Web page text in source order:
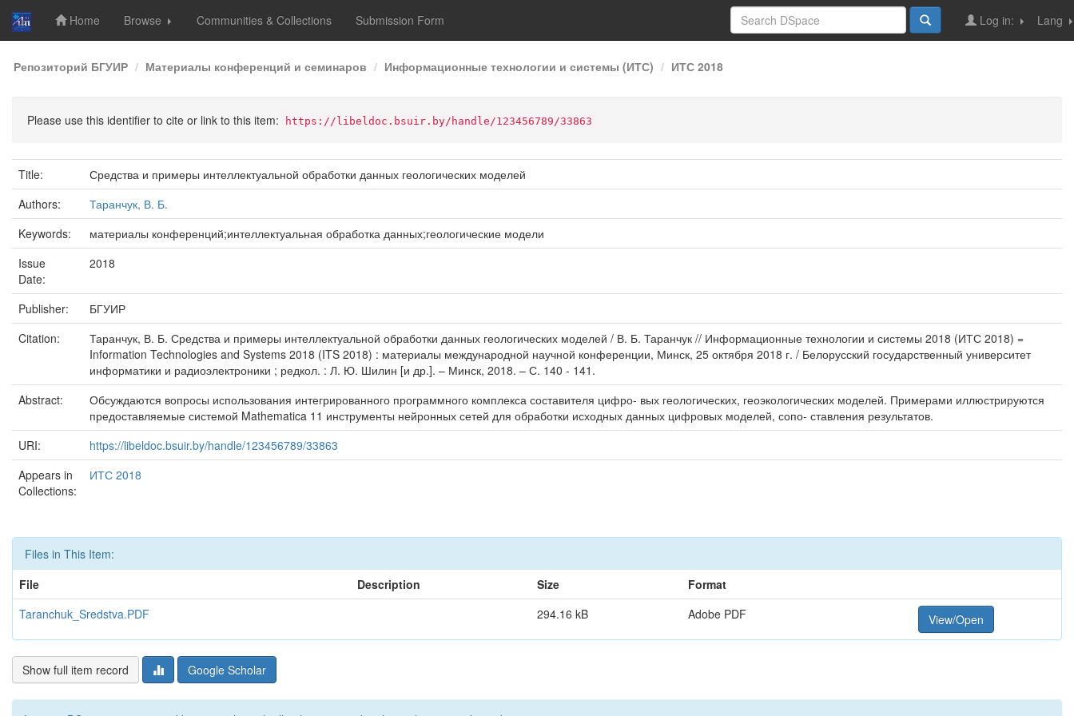
Skip
navigation
Home Browse Communities & Collections Submission Form Lang
Log in:
Репозиторий БГУИР Материалы конференций и семинаров Информационные технологии и системы (ИТС) ИТС 2018
Please use this identifier to cite or link to this item: https://libeldoc.bsuir.by/handle/123456789/33863
Title:
Средства и примеры интеллектуальной обработки данных геологических моделей
Authors:
Таранчук, В. Б.
Keywords:
материалы конференций;интеллектуальная обработка данных;геологические модели
Issue
Date:
2018
Publisher:
БГУИР
Citation:
Таранчук, В. Б. Средства и примеры интеллектуальной обработки данных геологических моделей / В. Б. Таранчук // Информационные технологии и системы 2018 (ИТС 2018) =
Information Technologies and Systems 2018 (ITS 2018) : материалы международной научной конференции, Минск, 25 октября 2018 г. / Белорусский государственный университет
информатики и радиоэлектроники ; редкол. : Л. Ю. Шилин [и др.]. – Минск, 2018. – С. 140 - 141.
Abstract:
Обсуждаются вопросы использования интегрированного программного комплекса составителя цифро- вых геологических, геоэкологических моделей. Примерами иллюстрируются
предоставляемые системой Mathematica 11 инструменты нейронных сетей для обработки исходных данных цифровых моделей, сопо- ставления результатов.
URI:
https://libeldoc.bsuir.by/handle/123456789/33863
Appears in
Collections:
ИТС 2018
Files in This Item:
File
Description Size
Format
Taranchuk_Sredstva.PDF
294.16 kB Adobe PDF View/Open
Show full item record Google Scholar